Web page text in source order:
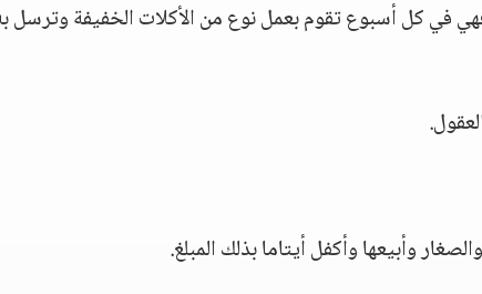
في كل أسبوع تقوم بعمل نوع من الأكلات الخفيفة وترسل
وأبيعها وأكفل أيتاما بذلك المبلغ.